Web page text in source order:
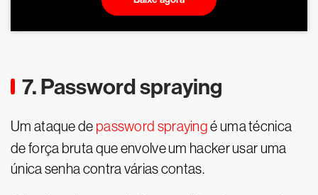
7. Password spraying
Um ataque de password sprayingé uma técnica
de força bruta que envolve um hacker usar uma
única senha contra várias contas.